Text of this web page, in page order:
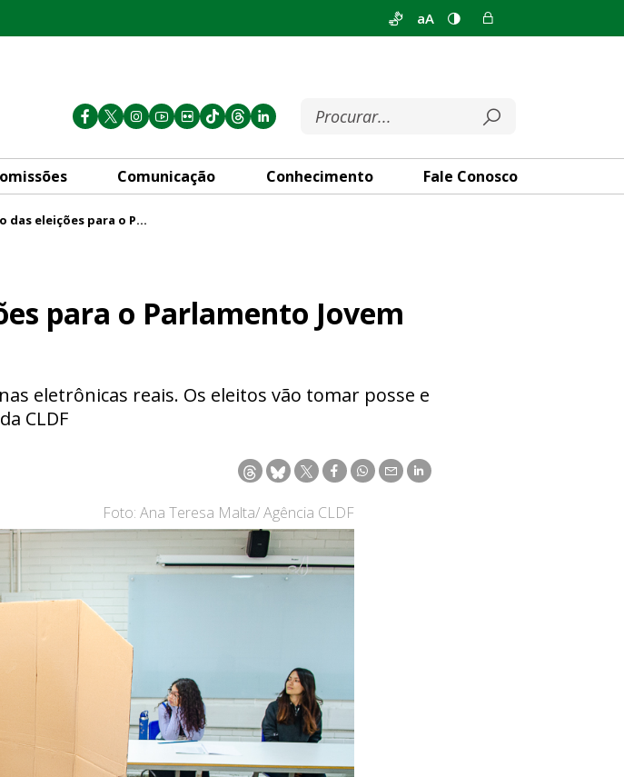
aA
Comunicação Conhecimento Fale Conosco
Confira o resultado das eleições para o Parlamento Jovem Distrital
para o Parlamento Jovem
eletrônicas reais. Os eleitos vão tomar posse e
CLDF
Foto: Ana Teresa Malta/ Agência CLDF